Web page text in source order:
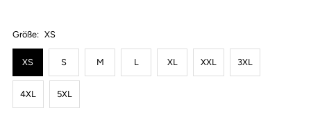
Größe: XS
XS S M L XL XXL 3XL
4XL 5XL